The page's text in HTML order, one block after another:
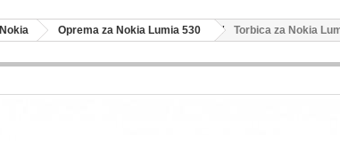
Nokia Oprema za Nokia Lumia 530 Torbica za Nokia